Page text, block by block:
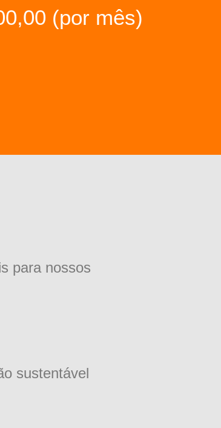
(por mês)
para nossos
sustentável